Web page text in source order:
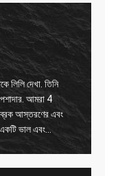
লিলি দেখা. তিনি
আমরা 4
আস্তরণের এবং
ভাল এবং
সরবরাহকারী,